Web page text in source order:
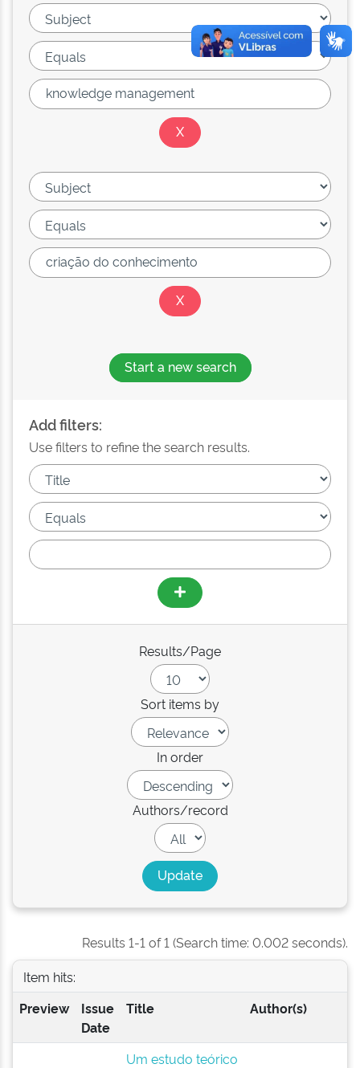
Start a new search
Add filters:
Use filters to refine the search results.
Results/Page
Sort items by
In order
Authors/record
Results 1-1 of 1 (Search time: 0.002 seconds).
Item hits:
Preview
Issue
Date
Title Author(s)
Um estudo teórico